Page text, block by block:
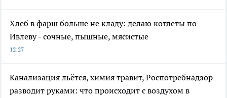
Хлеб в фарш больше не кладу: делаю котлеты по
Ивлеву - сочные, пышные, мясистые
12:27
Канализация льётся, химия травит, Роспотребнадзор
разводит руками: что происходит с воздухом в